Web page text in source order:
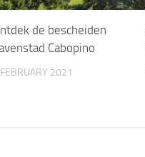
de bescheiden
Cabopino
2021